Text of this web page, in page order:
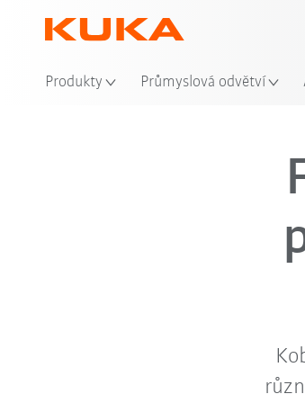
Produkty Průmyslová odvětví